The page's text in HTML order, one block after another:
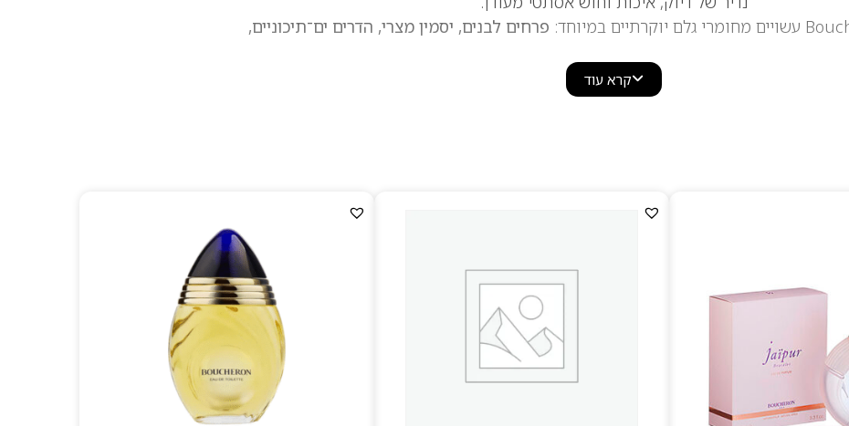
פרחים לבנים, יסמין מצרי, הדרים ים־תיכוניים,
חתימת ריח שנועדה להרגיש כמו תכשיט על העור: אלגנטית, מאוזנת ונוכחת.
Quatre,Place Vendôme
בית תכשיטים ובישום פריזאי יוקרתי מאז 1858
ניחוחות קלאסיים, נקיים ואלגנטיים עם עמידות גבוהה
שימוש בחומרי גלם איכותיים ובטכניקות בישום צרפתיות
בקבוקים בעיצוב מלכותי בהשראת עולם התכשיטים
קרא עוד